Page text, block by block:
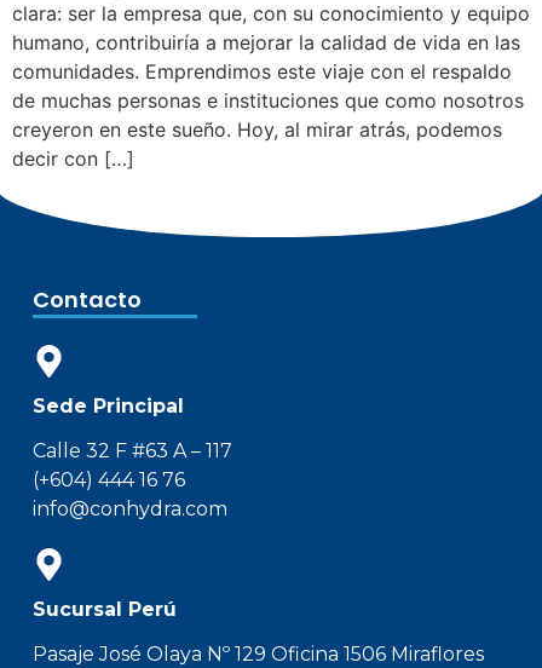
clara: ser la empresa que, con su conocimiento y equipo
humano, contribuiría a mejorar la calidad de vida en las
comunidades. Emprendimos este viaje con el respaldo
de muchas personas e instituciones que como nosotros
creyeron en este sueño. Hoy, al mirar atrás, podemos
decir con […]
Contacto
Sede Principal
Calle 32 F #63 A – 117
(+604) 444 16 76
info@conhydra.com
Sucursal Perú
Pasaje José Olaya Nº 129 Oficina 1506 Miraflores